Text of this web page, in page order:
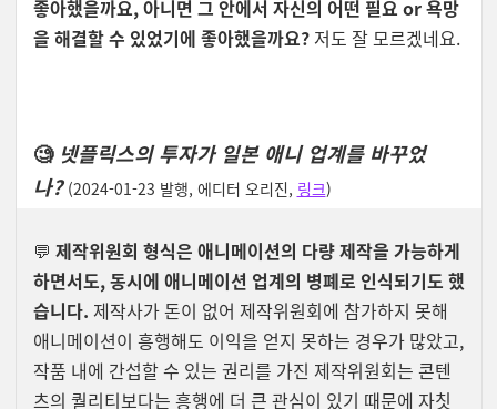
좋아했을까요, 아니면 그 안에서 자신의 어떤 필요 or 욕망
을 해결할 수 있었기에 좋아했을까요?저도 잘 모르겠네요.
🧐 넷플릭스의 투자가 일본 애니 업계를 바꾸었
나? (2024-01-23 발행, 에디터 오리진, 링크)
💬 제작위원회 형식은 애니메이션의 다량 제작을 가능하게
하면서도, 동시에 애니메이션 업계의 병폐로 인식되기도 했
습니다. 제작사가 돈이 없어 제작위원회에 참가하지 못해
애니메이션이 흥행해도 이익을 얻지 못하는 경우가 많았고,
작품 내에 간섭할 수 있는 권리를 가진 제작위원회는 콘텐
츠의 퀄리티보다는 흥행에 더 큰 관심이 있기 때문에 자칫